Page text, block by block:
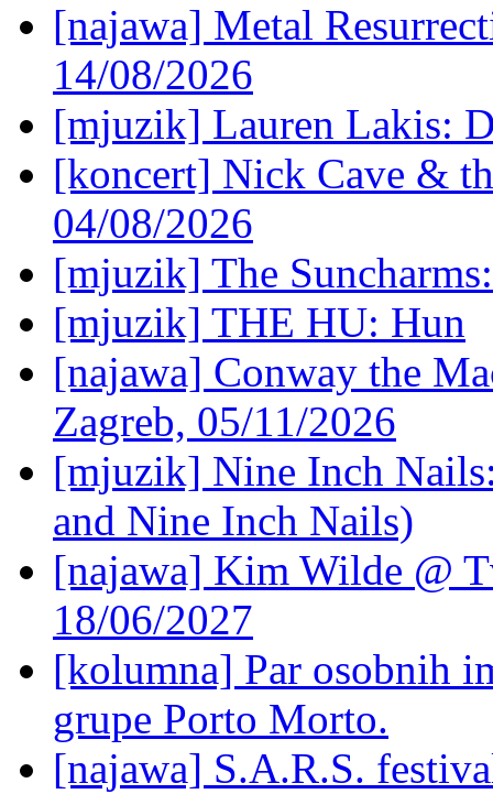
[najawa] Metal
14/08/2026
[mjuzik] Lauren Lakis:
[koncert] Nick Cave &
04/08/2026
[mjuzik] The
[mjuzik] THE HU: Hun
[najawa] Conway the
Zagreb, 05/11/2026
[mjuzik] Nine Inch
and Nine Inch Nails)
[najawa] Kim Wilde @
18/06/2027
[kolumna] Par osobnih
grupe Porto Morto.
[najawa] S.A.R.S.